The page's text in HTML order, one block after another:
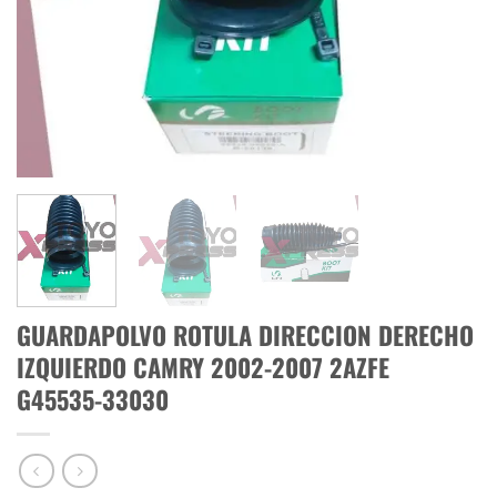
GUARDAPOLVO ROTULA DIRECCION DERECHO
IZQUIERDO CAMRY 2002-2007 2AZFE
G45535-33030